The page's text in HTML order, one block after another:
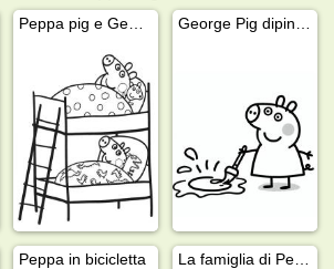
Peppa in bicicletta